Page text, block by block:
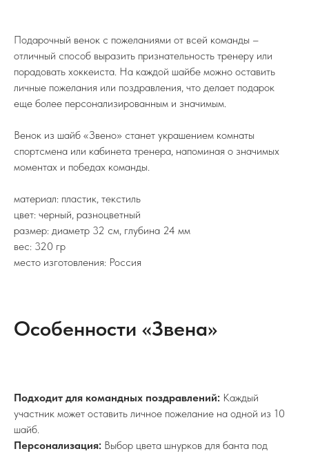
Подарочный венок с пожеланиями от всей команды –
отличный способ выразить признательность тренеру или
порадовать хоккеиста. На каждой шайбе можно оставить
личные пожелания или поздравления, что делает подарок
еще более персонализированным и значимым.
Венок из шайб «Звено» станет украшением комнаты
спортсмена или кабинета тренера, напоминая о значимых
моментах и победах команды.
материал: пластик, текстиль
цвет: черный, разноцветный
размер: диаметр 32 см, глубина 24 мм
вес: 320 гр
место изготовления: Россия
Особенности «Звена»
Подходит для командных поздравлений: Каждый
участник может оставить личное пожелание на одной из 10
шайб.
Персонализация: Выбор цвета шнурков для банта под